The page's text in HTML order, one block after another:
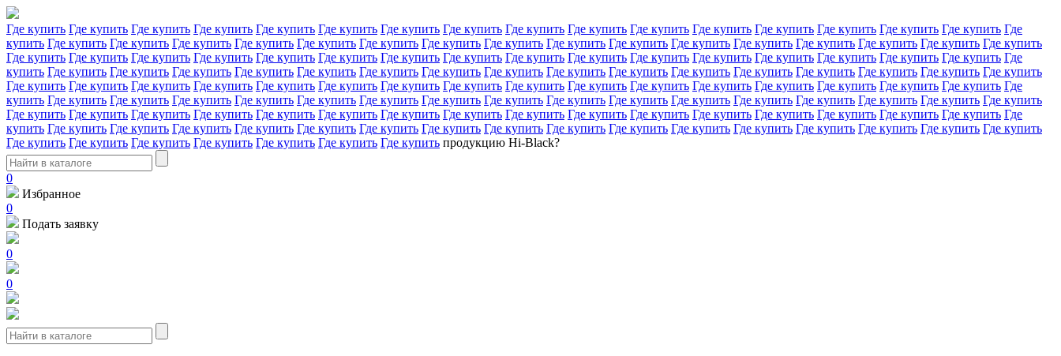
Где купить Где купить Где купить Где купить Где купить Где купить Где купить Где купить Где купить Где купить Где купить Где купить Где купить Где купить Где купить Где купить Где
купить Где купить Где купить Где купить Где купить Где купить Где купить Где купить Где купить Где купить Где купить Где купить Где купить Где купить Где купить Где купить Где купить
Где купить Где купить Где купить Где купить Где купить Где купить Где купить Где купить Где купить Где купить Где купить Где купить Где купить Где купить Где купить Где купить Где
купить Где купить Где купить Где купить Где купить Где купить Где купить Где купить Где купить Где купить Где купить Где купить Где купить Где купить Где купить Где купить Где купить
Где купить Где купить Где купить Где купить Где купить Где купить Где купить Где купить Где купить Где купить Где купить Где купить Где купить Где купить Где купить Где купить Где
купить Где купить Где купить Где купить Где купить Где купить Где купить Где купить Где купить Где купить Где купить Где купить Где купить Где купить Где купить Где купить Где купить
Где купить Где купить Где купить Где купить Где купить Где купить Где купить Где купить Где купить Где купить Где купить Где купить Где купить Где купить Где купить Где купить Где
купить Где купить Где купить Где купить Где купить Где купить Где купить Где купить Где купить Где купить Где купить Где купить Где купить Где купить Где купить Где купить Где купить
Где купить Где купить Где купить Где купить Где купить Где купить Где купить продукцию Hi-Black?
0
Избранное
0
Подать заявку
0
0